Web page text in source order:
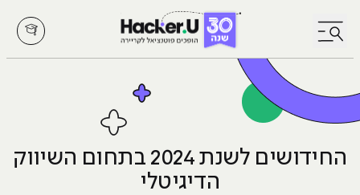
לחץ לפתיחת/סגירת תפריט
החידושים לשנת 2024 בתחום השיווק
הדיגיטלי